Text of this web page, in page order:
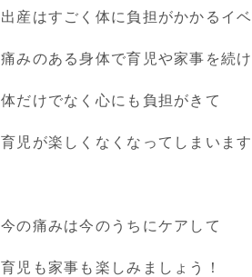
出産はすごく体に負担がかかるイベ
痛みのある身体で育児や家事を続
体だけでなく心にも負担がきて
育児が楽しくなくなってしまいます
今の痛みは今のうちにケアして
育児も家事も楽しみましょう！